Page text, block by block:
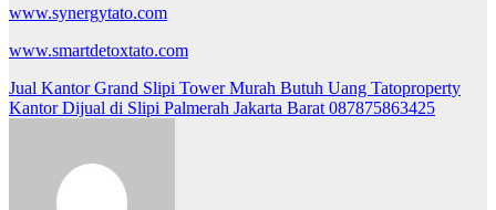
www.synergytato.com
www.smartdetoxtato.com
Post
navigation
Jual Kantor Grand Slipi Tower Murah Butuh Uang Tatoproperty
Kantor Dijual di Slipi Palmerah Jakarta Barat 087875863425